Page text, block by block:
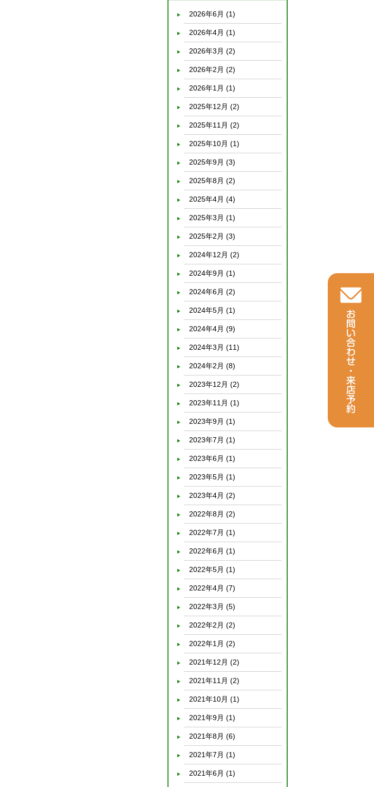
2026年6月 (1)
2026年4月 (1)
2026年3月 (2)
2026年2月 (2)
2026年1月 (1)
2025年12月 (2)
2025年11月 (2)
2025年10月 (1)
2025年9月 (3)
2025年8月 (2)
2025年4月 (4)
2025年3月 (1)
2025年2月 (3)
2024年12月 (2)
2024年9月 (1)
2024年6月 (2)
2024年5月 (1)
2024年4月 (9)
2024年3月 (11)
2024年2月 (8)
2023年12月 (2)
2023年11月 (1)
2023年9月 (1)
2023年7月 (1)
2023年6月 (1)
2023年5月 (1)
2023年4月 (2)
2022年8月 (2)
2022年7月 (1)
2022年6月 (1)
2022年5月 (1)
2022年4月 (7)
2022年3月 (5)
2022年2月 (2)
2022年1月 (2)
2021年12月 (2)
2021年11月 (2)
2021年10月 (1)
2021年9月 (1)
2021年8月 (6)
2021年7月 (1)
2021年6月 (1)